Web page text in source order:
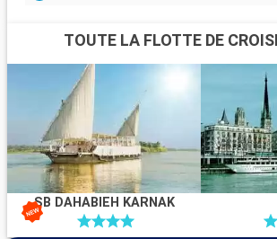
TOUTE LA FLOTTE DE
SB DAHABIEH KARNAK